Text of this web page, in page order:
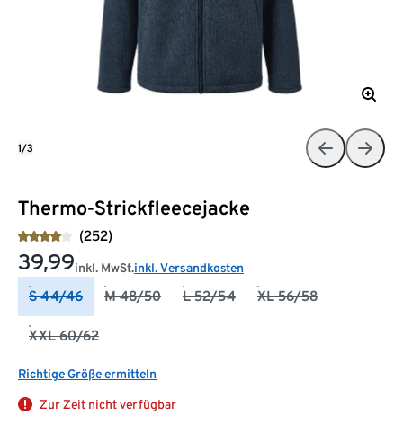
Thermo-Strickfleecejacke
(252)
39,99inkl. MwSt.inkl. Versandkosten
S 44/46 M 48/50 L 52/54 XL 56/58
XXL 60/62
Richtige Größe ermitteln
Zur Zeit nicht verfügbar
1/3